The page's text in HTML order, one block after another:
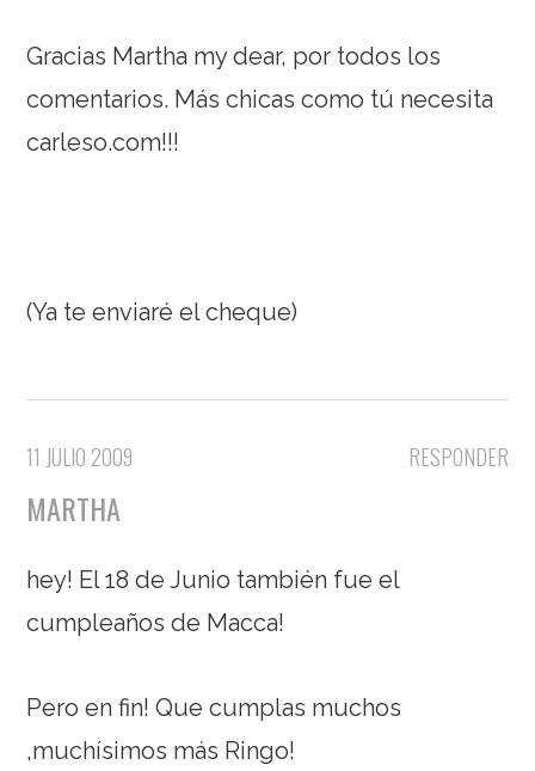
Gracias Martha my dear, por todos los
comentarios. Más chicas como tú necesita
carleso.com!!!
(Ya te enviaré el cheque)
RESPONDER
11 JULIO 2009
MARTHA
hey! El 18 de Junio también fue el
cumpleaños de Macca!
Pero en fin! Que cumplas muchos
,muchísimos más Ringo!